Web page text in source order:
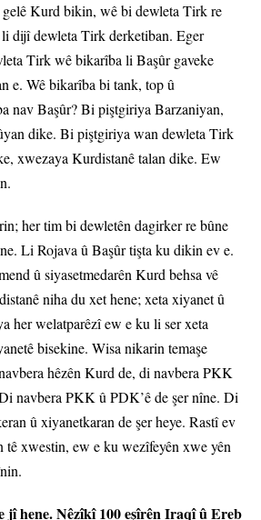
Kurd bikin, wê bi dewleta Tirk re
dijî dewleta Tirk derketiban. Eger
Tirk wê bikarîba li Başûr gaveke
e. Wê bikarîba bi tank, top û
nav Başûr? Bi piştgiriya Barzaniyan,
dike. Bi piştgiriya wan dewleta Tirk
xwezaya Kurdistanê talan dike. Ew
her tim bi dewletên dagirker re bûne
Li Rojava û Başûr tişta ku dikin ev e.
û siyasetmedarên Kurd behsa vê
niha du xet hene; xeta xiyanet û
her welatparêzî ew e ku li ser xeta
bisekine. Wisa nikarin temaşe
hêzên Kurd de, di navbera PKK
navbera PKK û PDK’ê de şer nîne. Di
û xiyanetkaran de şer heye. Rastî ev
tê xwestin, ew e ku wezîfeyên xwe yên
jî hene. Nêzîkî 100 eşîrên Iraqî û Ereb